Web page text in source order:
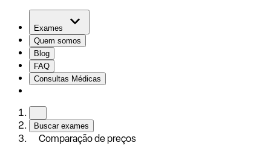
Exames
Quem somos
Blog
FAQ
Consultas Médicas
Buscar exames
Comparação de preços